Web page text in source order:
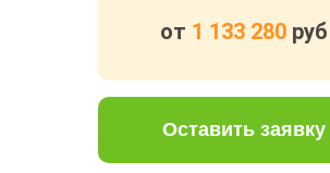
от 1 133 280 руб
Оставить заявку